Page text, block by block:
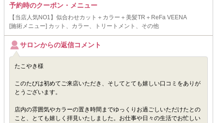
予約時のクーポン・メニュー
【当店人気NO1】似合わせカット＋カラー＋美髪TR＋ReFa VEENA
[施術メニュー] カット、カラー、トリートメント、その他
サロンからの返信コメント
たこやき様
このたびは初めてご来店いただき、そしてとても嬉しい口コミをありが
とうございます。
店内の雰囲気やカラーの置き時間までゆっくりお過ごしいただけたとの
こと、とても嬉しく拝見いたしました。お仕事や日々の生活でお忙しい